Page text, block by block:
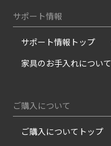
サポート情報
サポート情報トップ
家具のお手入れについて
ご購入について
ご購入についてトップ